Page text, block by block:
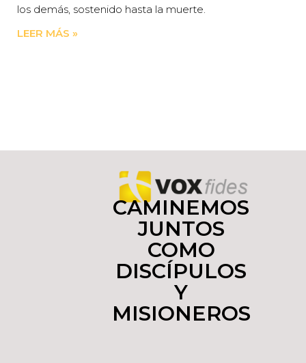
los demás, sostenido hasta la muerte.
LEER MÁS »
CAMINEMOS
JUNTOS
COMO
DISCÍPULOS
Y
MISIONEROS